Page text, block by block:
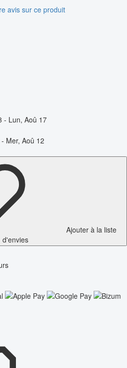
avis sur ce produit
- Lun, Aoû 17
Mer, Aoû 12
Ajouter à la liste
d'envies